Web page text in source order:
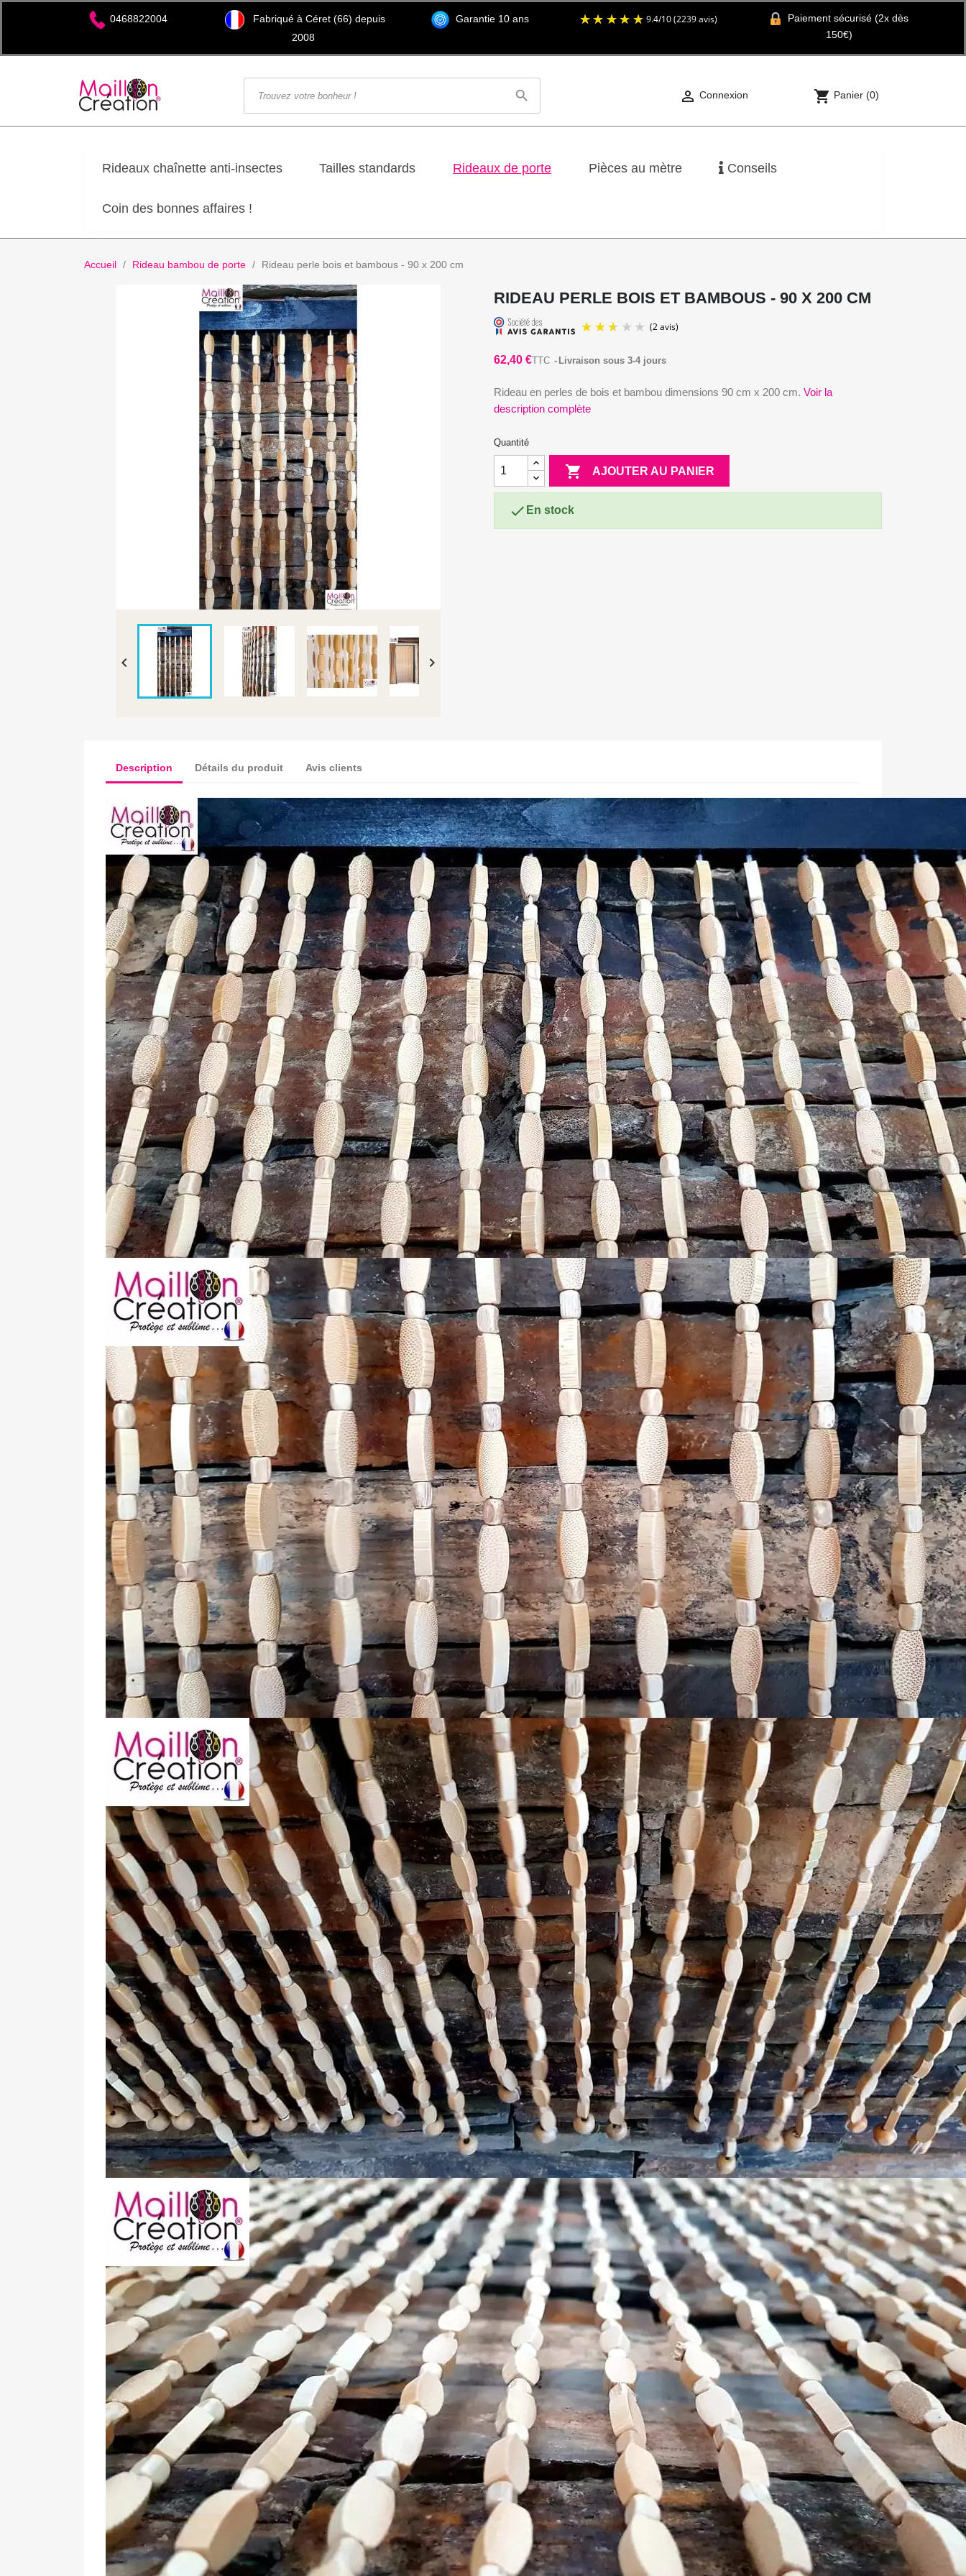
0468822004
Fabriqué à Céret (66) depuis
2008
Garantie 10 ans 9.4/10(2239 avis)
Paiement sécurisé (2x dès
150€)
search  Connexion shopping_cart Panier (0)
Rideaux chaînette anti-insectes Tailles standards Rideaux de porte Pièces au mètre Conseils
Coin des bonnes affaires !
Accueil Rideau bambou de porte Rideau perle bois et bambous - 90 x 200 cm
 
RIDEAU PERLE BOIS ET BAMBOUS - 90 X 200 CM
62,40 €TTC Livraison sous 3-4 jours
Rideau en perles de bois et bambou dimensions 90 cm x 200 cm. Voir la
description complète
Quantité
 AJOUTER AU PANIER
 En stock
Description Détails du produit Avis clients